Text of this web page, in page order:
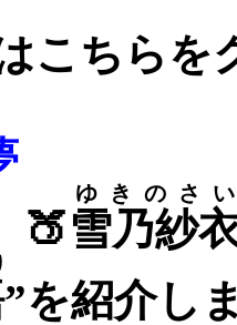
こちらを
🍑雪乃紗
ゆきのさい
”を紹介し